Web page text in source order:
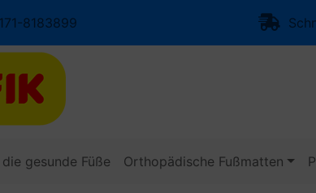
8183899
gesunde Füße Orthopädische Fußmatten